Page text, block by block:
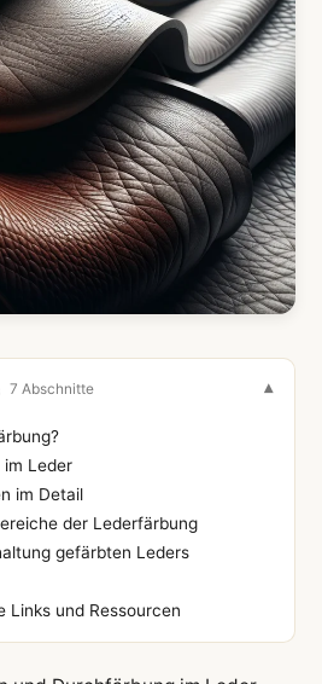
7 Abschnitte
im Leder
im Detail
der Lederfärbung
gefärbten Leders
Links und Ressourcen